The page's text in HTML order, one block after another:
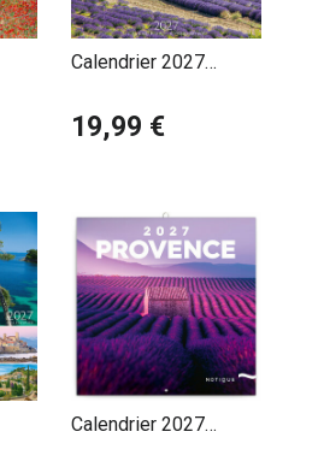
Calendrier 2027
Lavande
19,99 €
Calendrier 2027